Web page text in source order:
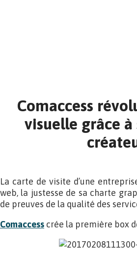
Comaccess
visuelle grâce
La carte de visite d’une
web, la justesse de sa charte
de preuves de la qualité des
Comaccess crée la première box